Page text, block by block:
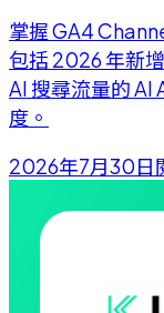
掌握 GA4
包括 2026 年新
AI 搜尋流量的 AI
度。
2026年7月30日